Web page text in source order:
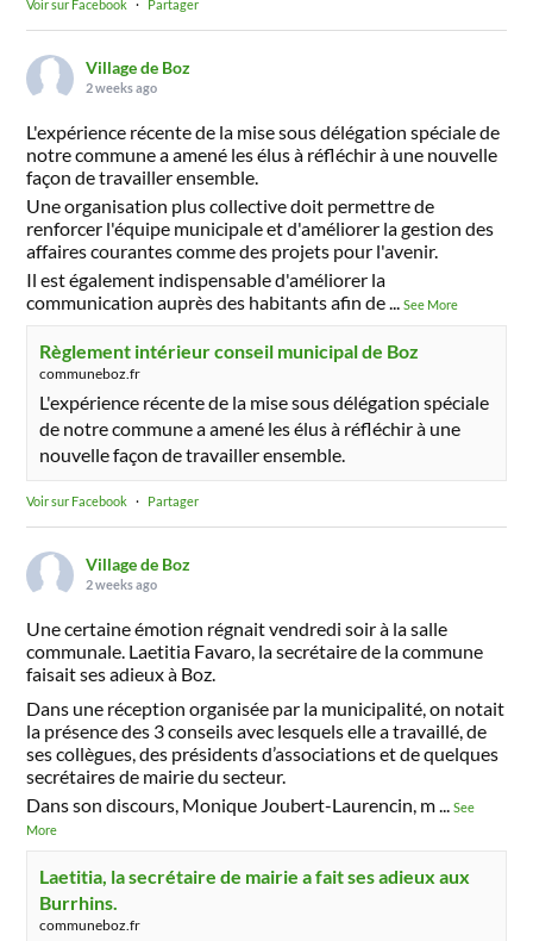
Voir sur Facebook · Partager
Village de Boz
2 weeks ago
L'expérience récente de la mise sous délégation spéciale de
notre commune a amené les élus à réfléchir à une nouvelle
façon de travailler ensemble.
Une organisation plus collective doit permettre de
renforcer l'équipe municipale et d'améliorer la gestion des
affaires courantes comme des projets pour l'avenir.
Il est également indispensable d'améliorer la
communication auprès des habitants afin de...See More
Règlement intérieur conseil municipal de Boz
communeboz.fr
L'expérience récente de la mise sous délégation spéciale
de notre commune a amené les élus à réfléchir à une
nouvelle façon de travailler ensemble.
Voir sur Facebook · Partager
Village de Boz
2 weeks ago
Une certaine émotion régnait vendredi soir à la salle
communale. Laetitia Favaro, la secrétaire de la commune
faisait ses adieux à Boz.
Dans une réception organisée par la municipalité, on notait
la présence des 3 conseils avec lesquels elle a travaillé, de
ses collègues, des présidents d’associations et de quelques
secrétaires de mairie du secteur.
Dans son discours, Monique Joubert-Laurencin, m...See
More
Laetitia, la secrétaire de mairie a fait ses adieux aux
Burrhins.
communeboz.fr